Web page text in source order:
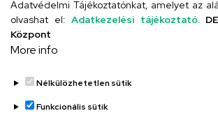
Adatvédelmi Tájékoztatónkat, amelyet az
olvashat el: Adatkezelési tájékoztató.
Központ
More info
Nélkülözhetetlen sütik
Funkcionális sütik